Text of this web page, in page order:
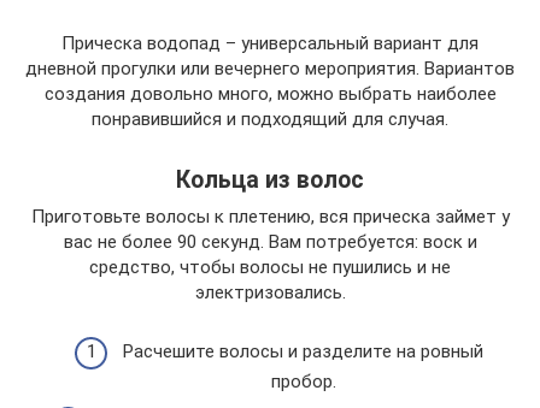
Прическа водопад – универсальный вариант для
дневной прогулки или вечернего мероприятия. Вариантов
создания довольно много, можно выбрать наиболее
понравившийся и подходящий для случая.
Кольца из волос
Приготовьте волосы к плетению, вся прическа займет у
вас не более 90 секунд. Вам потребуется: воск и
средство, чтобы волосы не пушились и не
электризовались.
Расчешите волосы и разделите на ровный
пробор.